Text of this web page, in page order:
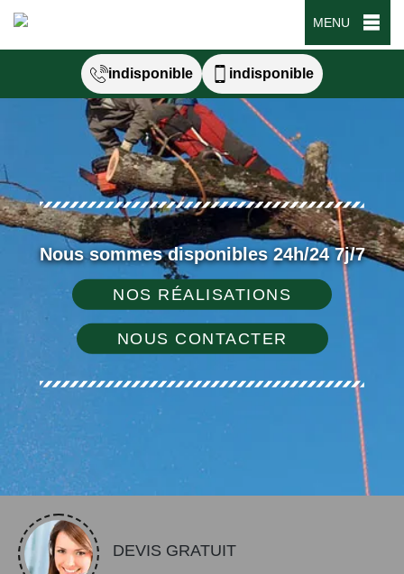
MENU
indisponible indisponible
Nous sommes disponibles 24h/24 7j/7
NOS RÉALISATIONS
NOUS CONTACTER
DEVIS GRATUIT